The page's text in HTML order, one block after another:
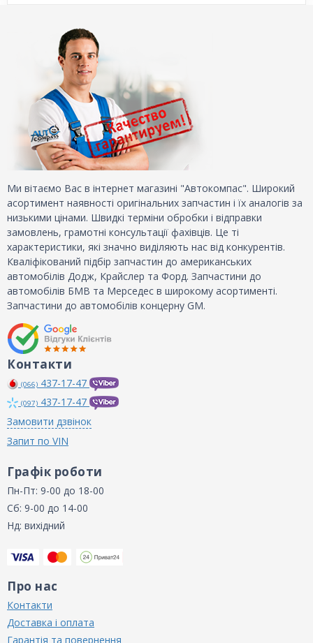
Ми вітаємо Вас в інтернет магазині "Автокомпас". Широкий
асортимент наявності оригінальних запчастин і їх аналогів за
низькими цінами. Швидкі терміни обробки і відправки
замовлень, грамотні консультації фахівців. Це ті
характеристики, які значно виділяють нас від конкурентів.
Кваліфікований підбір запчастин до американських
автомобілів Додж, Крайслер та Форд. Запчастини до
автомобілів БМВ та Мерседес в широкому асортименті.
Запчастини до автомобілів концерну GM.
Контакти
(066) 437-17-47
(097) 437-17-47
Замовити дзвінок
Запит по VIN
Графік роботи
Пн-Пт: 9-00 до 18-00
Сб: 9-00 до 14-00
Нд: вихідний
Про нас
Контакти
Доставка і оплата
Гарантія та повернення